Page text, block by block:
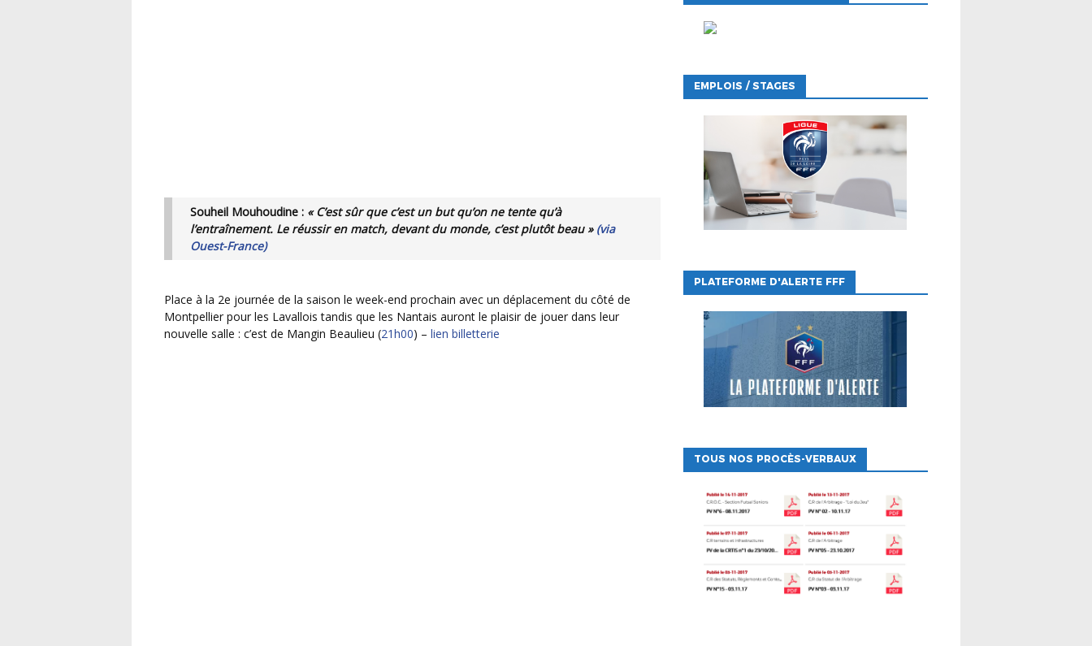
Souheil Mouhoudine :« C’est sûr que c’est un but qu’on ne tente qu’à
l’entraînement. Le réussir en match, devant du monde, c’est plutôt beau » (via
Ouest-France)
Place à la 2e journée de la saison le week-end prochain avec un déplacement du côté de
Montpellier pour les Lavallois tandis que les Nantais auront le plaisir de jouer dans leur
nouvelle salle : c’est de Mangin Beaulieu (21h00) – lien billetterie
EMPLOIS / STAGES
PLATEFORME D'ALERTE FFF
TOUS NOS PROCÈS-VERBAUX